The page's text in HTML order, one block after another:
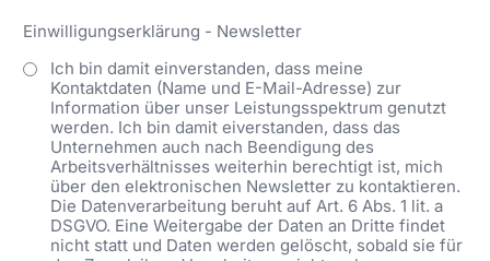
Einwilligungserklärung - Newsletter
Ich bin damit einverstanden, dass meine
Kontaktdaten (Name und E-Mail-Adresse) zur
Information über unser Leistungsspektrum genutzt
werden. Ich bin damit eiverstanden, dass das
Unternehmen auch nach Beendigung des
Arbeitsverhältnisses weiterhin berechtigt ist, mich
über den elektronischen Newsletter zu kontaktieren.
Die Datenverarbeitung beruht auf Art. 6 Abs. 1 lit. a
DSGVO. Eine Weitergabe der Daten an Dritte findet
nicht statt und Daten werden gelöscht, sobald sie für